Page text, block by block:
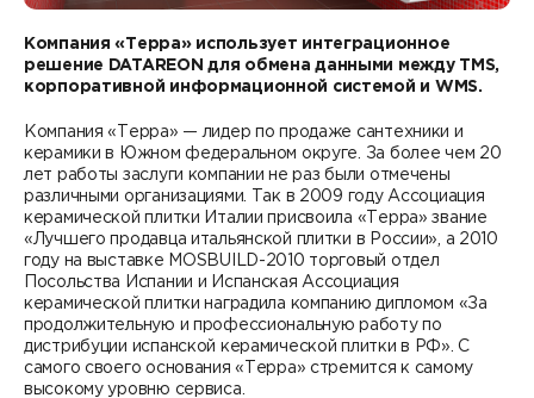
СМИ о нас
Образовательный марафон: ваш рывок к новым
знаниям
Учебные курсы DATAREON
Техническая поддержка
Сертификация
Старт с Вендором
Партнеры
Партнеры DATAREON
Центр экспертизы
Статьи
Документация
Книги DATAREON
Вебинары
Компания «Терра» использует интеграционное
решение
DATAREON для обмена данными между TMS,
корпоративной информационной системой и WMS.
Компания «Терра» — лидер по продаже сантехники и
керамики в Южном федеральном округе. За более чем 20
лет работы заслуги компании не раз были отмечены
различными организациями. Так в 2009 году Ассоциация
керамической плитки Италии присвоила «Терра» звание
«Лучшего продавца итальянской плитки в России», а 2010
году на выставке MOSBUILD-2010 торговый отдел
Посольства Испании и Испанская Ассоциация
керамической плитки наградила компанию дипломом «За
продолжительную и профессиональную работу по
дистрибуции испанской керамической плитки в РФ». С
самого своего основания «Терра» стремится к самому
высокому уровню сервиса.